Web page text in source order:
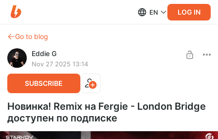
EN LOG IN
Go to blog
Eddie G
Nov 27 2025 13:14
SUBSCRIBE
Новинка! Remix на Fergie - London Bridge
доступен по подписке